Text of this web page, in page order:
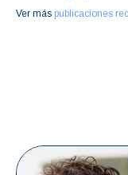
Ver más publicaciones